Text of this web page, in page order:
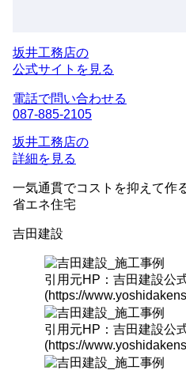
坂井工務店の
公式サイトを見る
電話で問い合わせる
087-885-2105
坂井工務店の
詳細を見る
一気通貫でコストを抑えて作
省エネ住宅
吉田建設
引用元HP：吉田建設公
(https://
引用元HP：吉田建設公
(https://